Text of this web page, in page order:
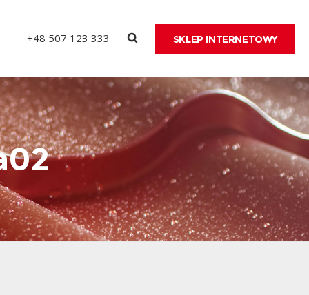
+48 507 123 333 SKLEP INTERNETOWY